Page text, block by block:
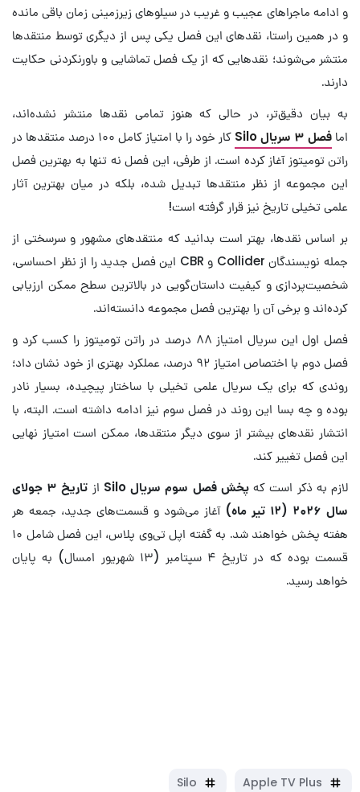
و ادامه ماجراهای عجیب و غریب در سیلوهای زیرزمینی زمان باقی مانده
و در همین راستا، نقدهای این فصل یکی پس از دیگری توسط منتقدها
منتشر می‌شوند؛ نقدهایی که از یک فصل تماشایی و باورنکردنی حکایت
دارند.
به بیان دقیق‌تر، در حالی که هنوز تمامی نقدها منتشر نشده‌اند،
اما فصل ۳ سریال Silo
کار خود را با امتیاز کامل ۱۰۰ درصد منتقدها در
راتن تومیتوز آغاز کرده است. از طرفی، این فصل نه تنها به بهترین فصل
این مجموعه از نظر منتقدها تبدیل شده، بلکه در میان بهترین آثار
علمی تخیلی تاریخ نیز قرار گرفته است!
بر اساس نقدها، بهتر است بدانید که منتقدهای مشهور و سرسختی از
جمله نویسندگان Collider و CBR این فصل جدید را از نظر احساسی،
شخصیت‌پردازی و کیفیت داستان‌گویی در بالاترین سطح ممکن ارزیابی
کرده‌اند و برخی آن را بهترین فصل مجموعه دانسته‌اند.
فصل اول این سریال امتیاز ۸۸ درصد در راتن تومیتوز را کسب کرد و
فصل دوم با اختصاص امتیاز ۹۲ درصد، عملکرد بهتری از خود نشان داد؛
روندی که برای یک سریال علمی‌ تخیلی با ساختار پیچیده، بسیار نادر
بوده و چه بسا این روند در فصل سوم نیز ادامه داشته است. البته، با
انتشار نقدهای بیشتر از سوی دیگر منتقدها، ممکن است امتیاز نهایی
این فصل تغییر کند.
لازم به ذکر است کهپخش فصل سوم سریال Silo از
تاریخ ۳ جولای
سال ۲۰۲۶ (۱۲ تیر ماه)
آغاز می‌شود و قسمت‌های جدید، جمعه هر
هفته پخش خواهند شد. به گفته اپل تی‌وی پلاس، این فصل شامل ۱۰
قسمت بوده که در تاریخ ۴ سپتامبر (۱۳ شهریور امسال) به پایان
خواهد رسید.
Apple TV Plus
Silo